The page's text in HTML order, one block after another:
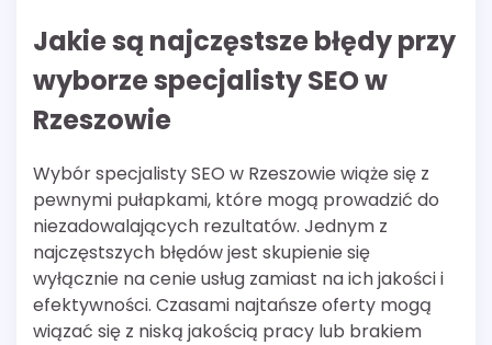
Jakie są najczęstsze błędy przy
wyborze specjalisty SEO w
Rzeszowie
Wybór specjalisty SEO w Rzeszowie wiąże się z
pewnymi pułapkami, które mogą prowadzić do
niezadowalających rezultatów. Jednym z
najczęstszych błędów jest skupienie się
wyłącznie na cenie usług zamiast na ich jakości i
efektywności. Czasami najtańsze oferty mogą
wiązać się z niską jakością pracy lub brakiem